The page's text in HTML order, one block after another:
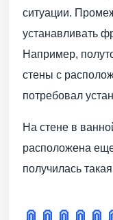
ситуации.
устанавливать
Например,
стены с
потребовал
На стене в
расположена
получилась